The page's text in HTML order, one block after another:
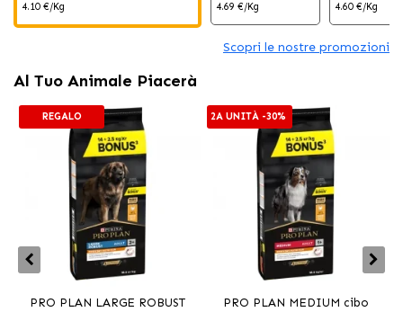
4.10 €/Kg 4.69 €/Kg 4.60 €/Kg
Scopri le nostre promozioni
Al Tuo Animale Piacerà
REGALO
PRO PLAN LARGE ROBUST
2A UNITÀ -30%
PRO PLAN MEDIUM cibo